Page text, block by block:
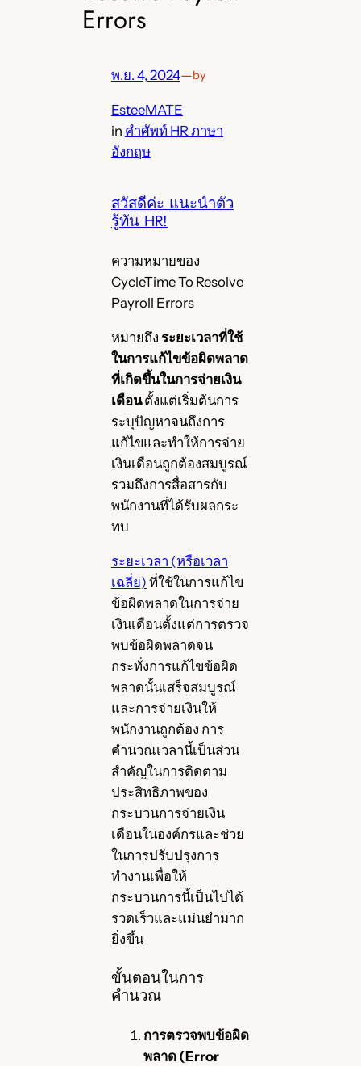
Errors
พ.ย. 4, 2024—by
EsteeMATE
in คำศัพท์ HR ภาษา
อังกฤษ
สวัสดีค่ะ แนะนำตัว
รู้ทัน HR!
ความหมายของ
CycleTime To Resolve
Payroll Errors
หมายถึง ระยะเวลาที่ใช้
ในการแก้ไขข้อผิดพลาด
ที่เกิดขึ้นในการจ่ายเงิน
เดือนตั้งแต่เริ่มต้นการ
ระบุปัญหาจนถึงการ
แก้ไขและทำให้การจ่าย
เงินเดือนถูกต้องสมบูรณ์
รวมถึงการสื่อสารกับ
พนักงานที่ได้รับผลกระ
ทบ
ระยะเวลา (หรือเวลา
เฉลี่ย) ที่ใช้ในการแก้ไข
ข้อผิดพลาดในการจ่าย
เงินเดือนตั้งแต่การตรวจ
พบข้อผิดพลาดจน
กระทั่งการแก้ไขข้อผิด
พลาดนั้นเสร็จสมบูรณ์
และการจ่ายเงินให้
พนักงานถูกต้อง การ
คำนวณเวลานี้เป็นส่วน
สำคัญในการติดตาม
ประสิทธิภาพของ
กระบวนการจ่ายเงิน
เดือนในองค์กรและช่วย
ในการปรับปรุงการ
ทำงานเพื่อให้
กระบวนการนี้เป็นไปได้
รวดเร็วและแม่นยำมาก
ยิ่งขึ้น
ขั้นตอนในการ
คำนวณ
การตรวจพบข้อผิด
พลาด (Error